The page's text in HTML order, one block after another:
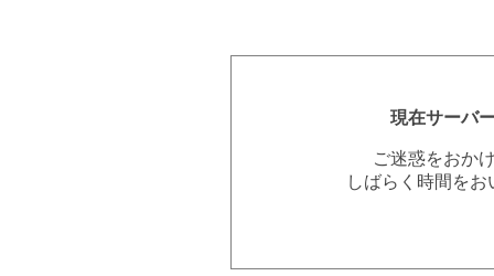
現在サーバ
ご迷惑をおか
しばらく時間を